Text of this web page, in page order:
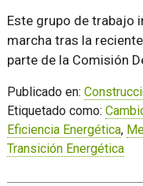
Este grupo de trabajo
marcha tras la
parte de la Comisión
Publicado en:
Etiquetado como:
Eficiencia Energética,
Transición Energética